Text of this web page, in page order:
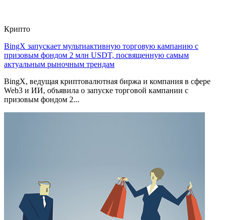
Крипто
BingX запускает мультиактивную торговую кампанию с
призовым фондом 2 млн USDT, посвященную самым
актуальным рыночным трендам
BingX, ведущая криптовалютная биржа и компания в сфере
Web3 и ИИ, объявила о запуске торговой кампании с
призовым фондом 2...